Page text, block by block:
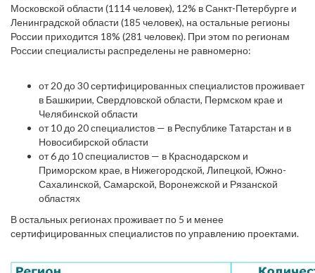
Московской области (1114 человек), 12% в Санкт-Петербурге и
Ленинградской области (185 человек), на остальные регионы
России приходится 18% (281 человек). При этом по регионам
России специалисты распределены не равномерно:
от 20 до 30 сертифицированных специалистов проживает
в Башкирии, Свердловской области, Пермском крае и
Челябинской области
от 10 до 20 специалистов — в Республике Татарстан и в
Новосибирской области
от 6 до 10 специалистов — в Краснодарском и
Приморском крае, в Нижегородской, Липецкой, Южно-
Сахалинской, Самарской, Воронежской и Рязанской
областях
В остальных регионах проживает по 5 и менее
сертифицированных специалистов по управлению проектами.